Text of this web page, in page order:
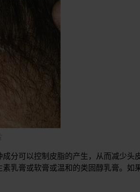
分可以控制皮脂的产生，从而减少头
乳膏或软膏或温和的类固醇乳膏。如